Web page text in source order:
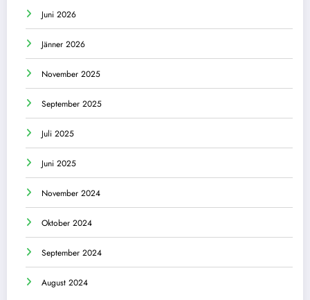
Juni 2026
Jänner 2026
November 2025
September 2025
Juli 2025
Juni 2025
November 2024
Oktober 2024
September 2024
August 2024